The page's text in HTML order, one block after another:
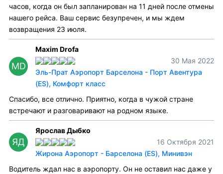
часов, когда он был запланирован на 11 дней после отмены
нашего рейса. Ваш сервис безупречен, и мы ждем
возвращения 23 июля.
MD
Maxim Drofa
30 Мая 2022
Эль-Прат Аэропорт Барселона - Порт Авентура
(ES), Комфорт класс
Спасибо, все отлично. Приятно, когда в чужой стране
встречают и разговаривают на родном языке.
ЯД
Ярослав Дыбко
16 Октября 2021
Жирона Аэропорт - Барселона (ES), Минивэн
Водитель ждал нас в аэропорту. Он не оставил нас даже у